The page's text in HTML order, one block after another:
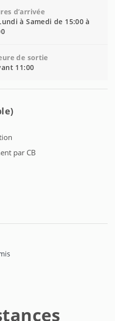
d’arrivée
à Samedi de 15:00 à
de sortie
11:00
par CB